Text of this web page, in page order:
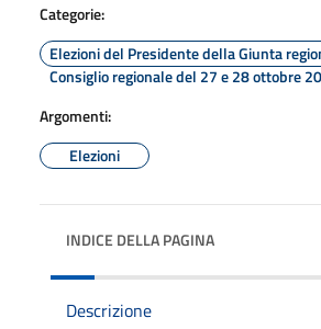
Categorie:
Elezioni del Presidente della Giunta
Consiglio regionale del 27 e 28 ottobre
Argomenti:
Elezioni
INDICE DELLA PAGINA
Descrizione